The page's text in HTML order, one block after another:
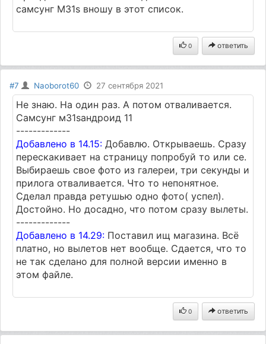
самсунг М31s вношу в этот список.
0 ответить
#7 Naoborot60 27 сентября 2021
Не знаю. На один раз. А потом отваливается.
Самсунг м31sандроид 11
-------------
Добавлено в 14.15: Добавлю. Открываешь. Сразу
перескакивает на страницу попробуй то или се.
Выбираешь свое фото из галереи, три секунды и
прилога отваливается. Что то непонятное.
Сделал правда ретушью одно фото( успел).
Достойно. Но досадно, что потом сразу вылеты.
-------------
Добавлено в 14.29: Поставил ищ магазина. Всё
платно, но вылетов нет вообще. Сдается, что то
не так сделано для полной версии именно в
этом файле.
0 ответить